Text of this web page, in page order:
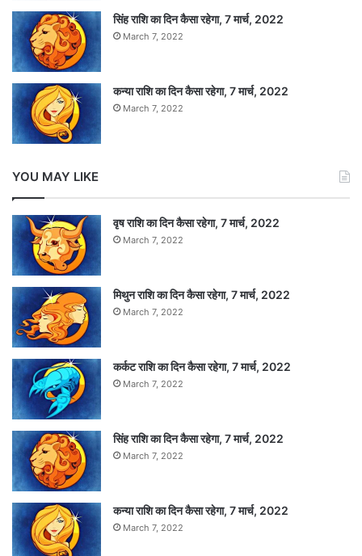
सिंह राशि का दिन कैसा रहेगा, 7 मार्च, 2022
March 7, 2022
कन्या राशि का दिन कैसा रहेगा, 7 मार्च, 2022
March 7, 2022
YOU MAY LIKE
वृष राशि का दिन कैसा रहेगा, 7 मार्च, 2022
March 7, 2022
मिथुन राशि का दिन कैसा रहेगा, 7 मार्च, 2022
March 7, 2022
कर्कट राशि का दिन कैसा रहेगा, 7 मार्च, 2022
March 7, 2022
सिंह राशि का दिन कैसा रहेगा, 7 मार्च, 2022
March 7, 2022
कन्या राशि का दिन कैसा रहेगा, 7 मार्च, 2022
March 7, 2022